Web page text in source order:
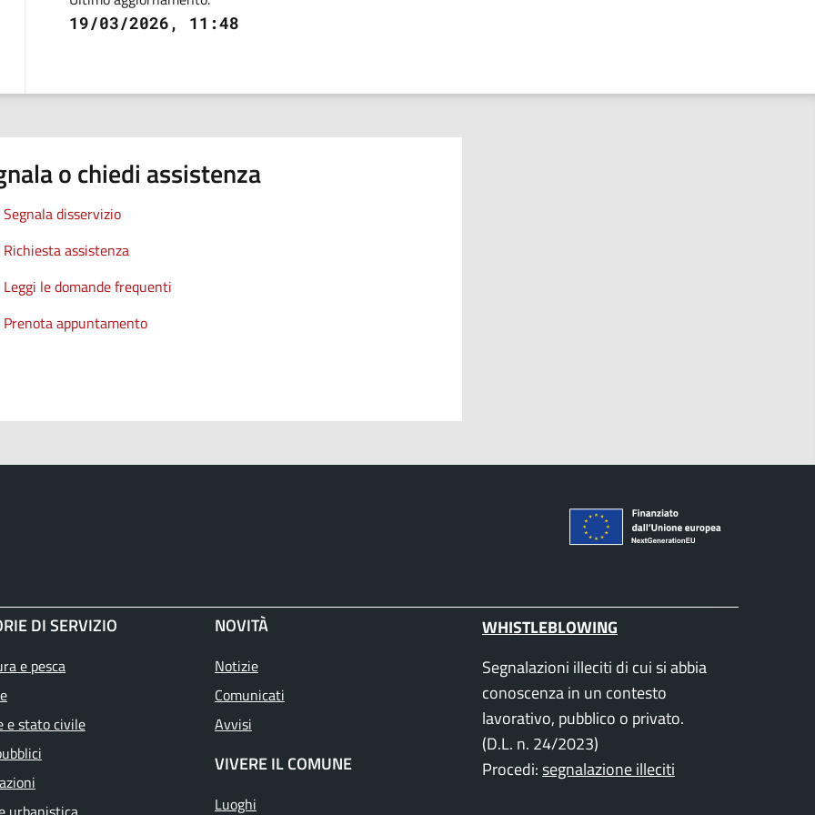
19/03/2026, 11:48
o chiedi assistenza
Segnala disservizio
Richiesta assistenza
Leggi le domande frequenti
Prenota appuntamento
DI SERVIZIO
e pesca
e stato civile
NOVITÀ
Notizie
Comunicati
Avvisi
VIVERE IL COMUNE
Luoghi
WHISTLEBLOWING
Segnalazioni illeciti di cui si abbia
conoscenza in un contesto
lavorativo, pubblico o privato.
(D.L. n. 24/2023)
Procedi:segnalazione illeciti